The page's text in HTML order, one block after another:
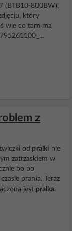
(BTB10-800BW),
który
wie co tam ma
z
od pralki nie
zatrzaskiem w
bo po
prania. Teraz
jest pralka.